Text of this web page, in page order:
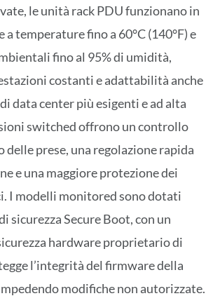
le unità rack PDU funzionano in
temperature fino a 60°C (140°F) e
fino al 95% di umidità,
costanti e adattabilità anche
data center più esigenti e ad alta
switched offrono un controllo
delle prese, una regolazione rapida
e una maggiore protezione dei
I modelli monitored sono dotati
sicurezza Secure Boot, con un
hardware proprietario di
l’integrità del firmware della
modifiche non autorizzate.